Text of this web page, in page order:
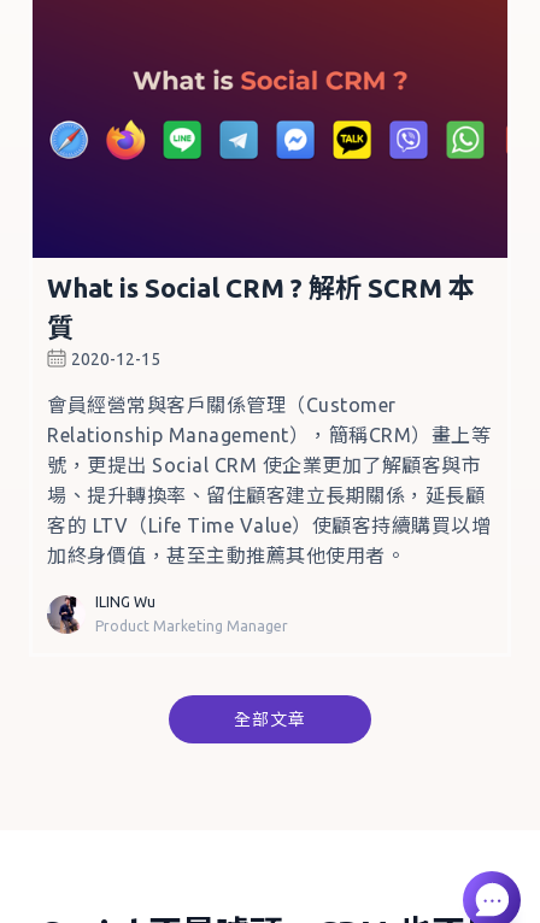
What is Social CRM ? 解析 SCRM 本
質
2020-12-15
會員經營常與客戶關係管理（Customer
Relationship Management），簡稱CRM）畫上等
號，更提出 Social CRM 使企業更加了解顧客與市
場、提升轉換率、留住顧客建立長期關係，延長顧
客的 LTV（Life Time Value）使顧客持續購買以增
加終身價值，甚至主動推薦其他使用者。
ILING Wu
Product Marketing Manager
全部文章